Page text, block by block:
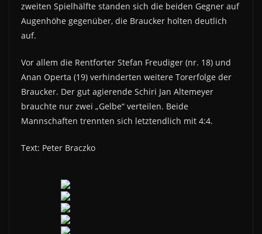
zweiten Spielhälfte standen sich die beiden Gegner auf
Augenhöhe gegenüber, die Braucker holten deutlich
auf.
Vor allem die Rentforter Stefan Freudiger (nr. 18) und
Anan Operta (19) verhinderten weitere Torerfolge der
Braucker. Der gut agierende Schiri Jan Altemeyer
brauchte nur zwei „Gelbe“ verteilen. Beide
Mannschaften trennten sich letztendlich mit 4:4.
Text: Peter Braczko